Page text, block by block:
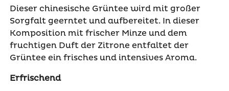
Dieser chinesische Grüntee wird mit großer
Sorgfalt geerntet und aufbereitet. In dieser
Komposition mit frischer Minze und dem
fruchtigen Duft der Zitrone entfaltet der
Grüntee ein frisches und intensives Aroma.
Erfrischend